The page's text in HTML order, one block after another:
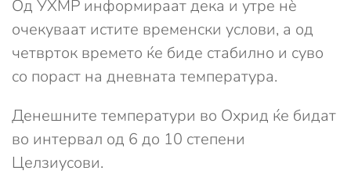
Од УХМР информираат дека и утре нè
очекуваат истите временски услови, а од
четврток времето ќе биде стабилно и суво
со пораст на дневната температура.
Денешните температури во Охрид ќе бидат
во интервал од 6 до 10 степени
Целзиусови.